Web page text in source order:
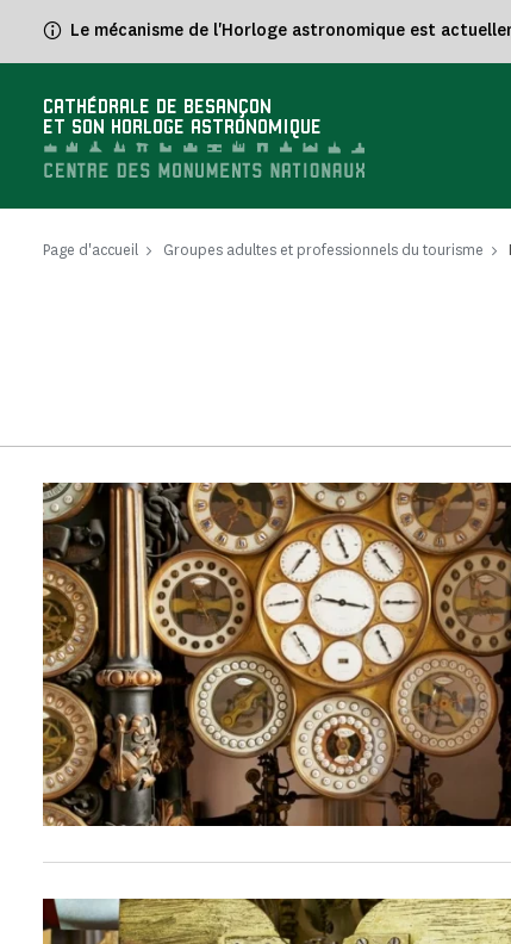
Le mécanisme de l'Horloge astronomique est
CATHÉDRALE DE BESANÇON
ET SON HORLOGE ASTRONOMIQUE
Page d'accueil Groupes adultes et professionnels du tourisme